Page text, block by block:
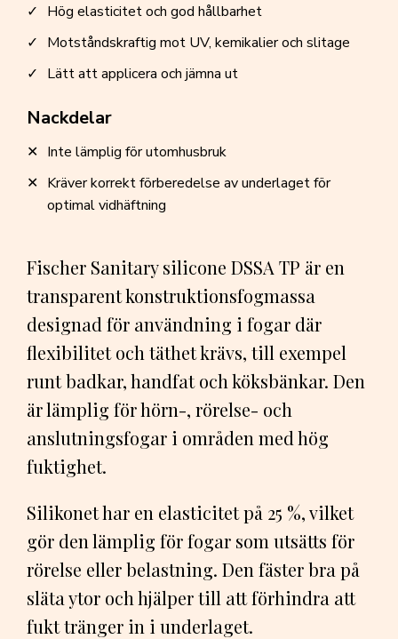
Fischer Sanitary silicone DSSA TP är en
transparent konstruktionsfogmassa
designad för användning i fogar där
flexibilitet och täthet krävs, till exempel
runt badkar, handfat och köksbänkar. Den
är lämplig för hörn-, rörelse- och
anslutningsfogar i områden med hög
fuktighet.
Silikonet har en elasticitet på 25 %, vilket
gör den lämplig för fogar som utsätts för
rörelse eller belastning. Den fäster bra på
släta ytor och hjälper till att förhindra att
fukt tränger in i underlaget.
Hög elasticitet och god hållbarhet
Motståndskraftig mot UV, kemikalier och slitage
Lätt att applicera och jämna ut
Nackdelar
Inte lämplig för utomhusbruk
Kräver korrekt förberedelse av underlaget för
optimal vidhäftning